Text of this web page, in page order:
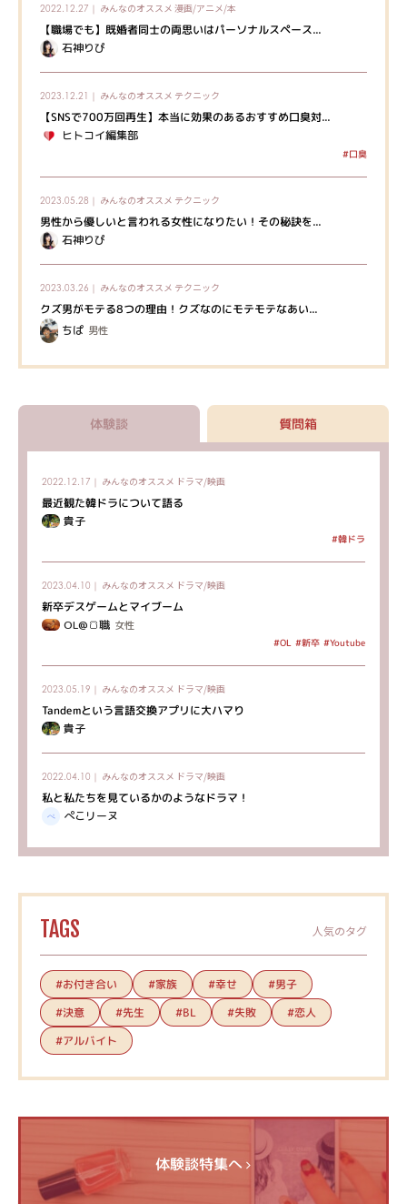
2022.12.27｜ みんなのオススメ 漫画/アニメ/本
【職場でも】既婚者同士の両思いはパーソナルスペース...
石神りぴ
2023.12.21｜ みんなのオススメ テクニック
【SNSで700万回再生】本当に効果のあるおすすめ口臭対...
ヒトコイ編集部
#口臭
2023.05.28｜ みんなのオススメ テクニック
男性から優しいと言われる女性になりたい！その秘訣を...
石神りぴ
2023.03.26｜ みんなのオススメ テクニック
クズ男がモテる8つの理由！クズなのにモテモテなあい...
ちぱ 男性
体験談 質問箱
2022.12.17｜ みんなのオススメ ドラマ/映画
最近観た韓ドラについて語る
貴子
#韓ドラ
2023.04.10｜ みんなのオススメ ドラマ/映画
新卒デスゲームとマイブーム
OL@🍞職 女性
#OL #新卒 #Youtube
2023.05.19｜ みんなのオススメ ドラマ/映画
Tandemという言語交換アプリに大ハマり
貴子
2022.04.10｜ みんなのオススメ ドラマ/映画
私と私たちを見ているかのようなドラマ！
ぺこリーヌ
TAGS 人気のタグ
#お付き合い #家族 #幸せ
#男子
#決意
#先生 #BL #失敗 #恋人
#アルバイト
体験談特集へ